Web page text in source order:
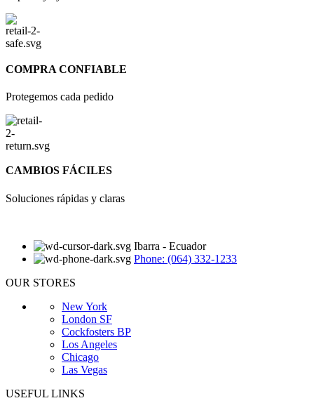
COMPRA CONFIABLE
Protegemos cada pedido
CAMBIOS FÁCILES
Soluciones rápidas y claras
Ibarra - Ecuador
Phone: (064) 332-1233
OUR STORES
New York
London SF
Cockfosters BP
Los Angeles
Chicago
Las Vegas
USEFUL LINKS